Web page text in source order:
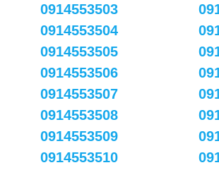
0914553503
0914553504
0914553505
0914553506
0914553507
0914553508
0914553509
0914553510